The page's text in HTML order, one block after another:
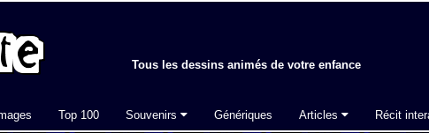
Tous les dessins animés de votre enfance
Top 100 Souvenirs Génériques Articles Récit